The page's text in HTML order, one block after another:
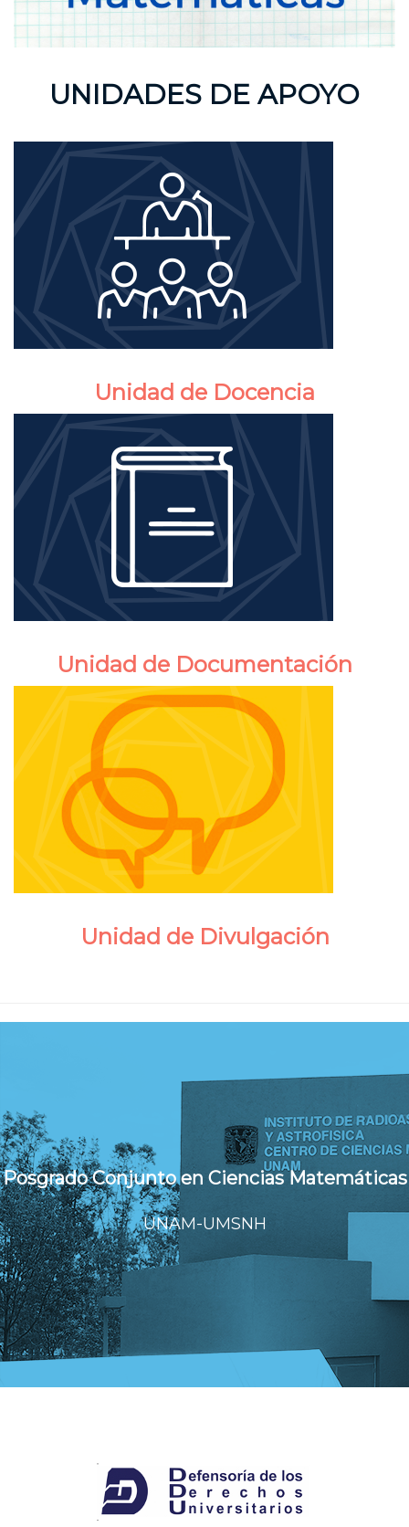
UNIDADES DE APOYO
Unidad de Docencia
Unidad de Documentación
Unidad de Divulgación
Posgrado Conjunto en Ciencias Matemáticas
UNAM-UMSNH